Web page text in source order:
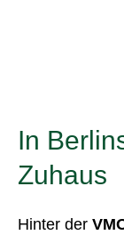
In
Zuhaus
Hinter der